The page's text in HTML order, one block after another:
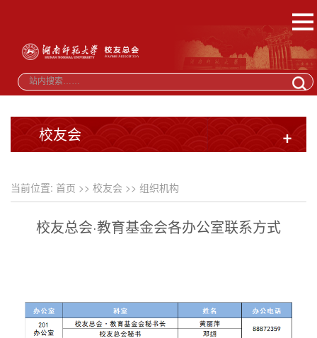
校友会 +
当前位置: 首页 >> 校友会 >> 组织机构
校友总会·教育基金会各办公室联系方式